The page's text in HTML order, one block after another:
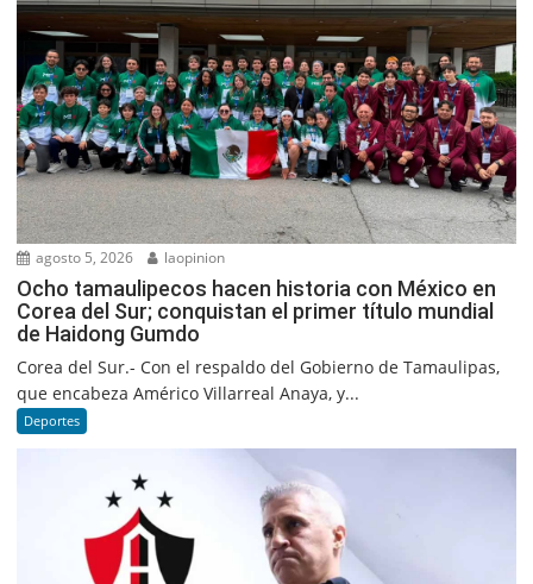
agosto 5, 2026 laopinion
Ocho tamaulipecos hacen historia con México en
Corea del Sur; conquistan el primer título mundial
de Haidong Gumdo
Corea del Sur.- Con el respaldo del Gobierno de Tamaulipas,
que encabeza Américo Villarreal Anaya, y...
Deportes